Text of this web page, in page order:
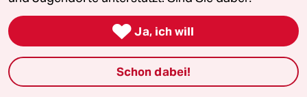
Haben Sie Angst vor dem Tod?
Tod. Aber das kommt sicher noch.
 Ja, ich will
Schon dabei!